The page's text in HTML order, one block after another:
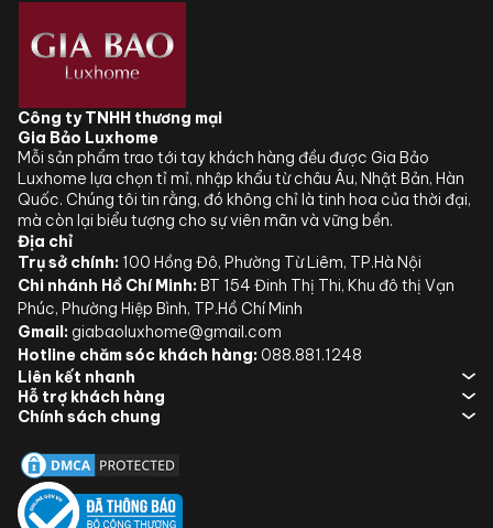
Công ty TNHH thương mại
Gia Bảo Luxhome
Mỗi sản phẩm trao tới tay khách hàng đều được Gia Bảo
Luxhome lựa chọn tỉ mỉ, nhập khẩu từ châu Âu, Nhật Bản, Hàn
Quốc. Chúng tôi tin rằng, đó không chỉ là tinh hoa của thời đại,
mà còn lại biểu tượng cho sự viên mãn và vững bền.
Địa chỉ
Trụ sở chính: 100 Hồng Đô, Phường Từ Liêm, TP.Hà Nội
Chi nhánh Hồ Chí Minh: BT 154 Đinh Thị Thi, Khu đô thị Vạn
Phúc, Phường Hiệp Bình, TP.Hồ Chí Minh
Gmail: giabaoluxhome@gmail.com
Hotline chăm sóc khách hàng: 088.881.1248
Liên kết nhanh
Hỗ trợ khách hàng
Chính sách chung